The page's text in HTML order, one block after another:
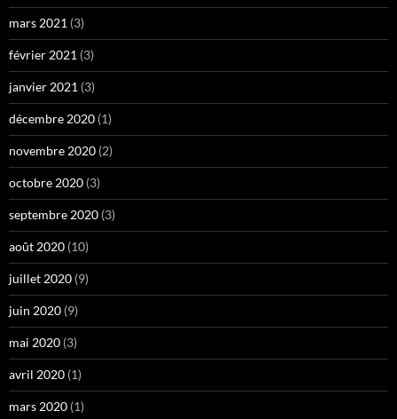
mars 2021 (3)
février 2021 (3)
janvier 2021 (3)
décembre 2020 (1)
novembre 2020 (2)
octobre 2020 (3)
septembre 2020 (3)
août 2020 (10)
juillet 2020 (9)
juin 2020 (9)
mai 2020 (3)
avril 2020 (1)
mars 2020 (1)